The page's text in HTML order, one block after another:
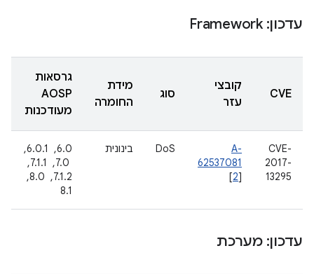
עדכון: Framework
CVE
קובצי
עזר
סוג
מידת
החומרה
גרסאות
AOSP
מעודכנות
CVE-
2017-
13295
A-
62537081
[2]
DoS בינונית
6.0, ‏ 6.0.1,
‏ 7.0, ‏ 7.1.1, ‏
7.1.2, ‏ 8.0, ‏
8.1
עדכון: מערכת